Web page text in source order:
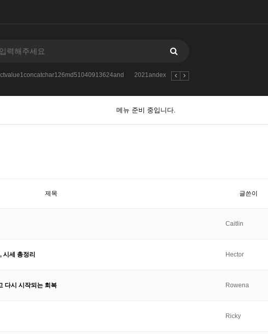
메뉴 준비 중입니다.
제목 글쓴이
Caitlin
시세 총정리 Hector
다시 시작되는 회복 Rowena
Ricky